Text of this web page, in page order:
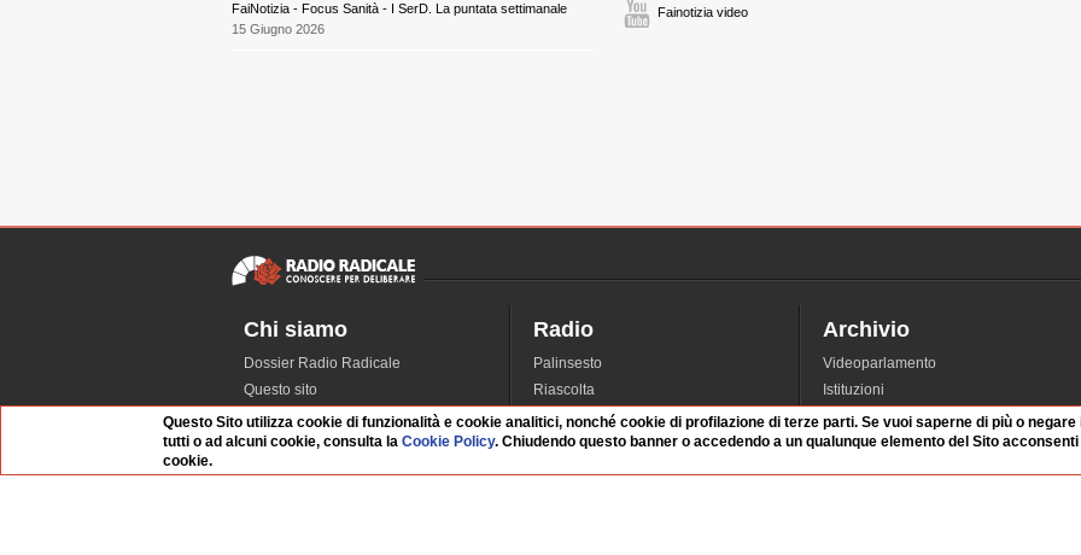
0:37 Durata: 1 min
FaiNotizia - Focus Sanità - I SerD. La puntata settimanale
15 Giugno 2026
Fainotizia video
Chi siamo
Dossier Radio Radicale
Questo sito
L'Archivio
Redazione
Radio
Palinsesto
Riascolta
Dirette
Rubriche
Archivio
Videoparlamento
Istituzioni
Dibattiti
Manifestazioni
Questo Sito utilizza cookie di funzionalità e cookie analitici, nonché cookie di profilazione di terze parti. Se vuoi saperne di più o
tutti o ad alcuni cookie, consulta laCookie Policy. Chiudendo questo banner o accedendo a un qualunque elemento del Sito
cookie.